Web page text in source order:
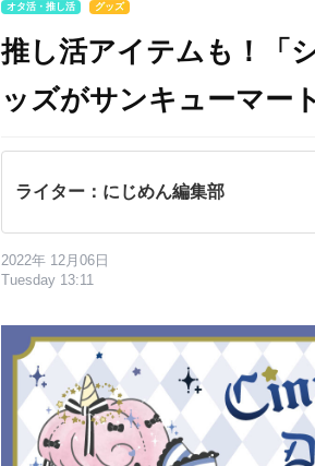
オタ活・推し活 グッズ
推し活アイテムも！「
ッズがサンキューマー
ライター：にじめん編集部
2022年 12月06日
Tuesday 13:11